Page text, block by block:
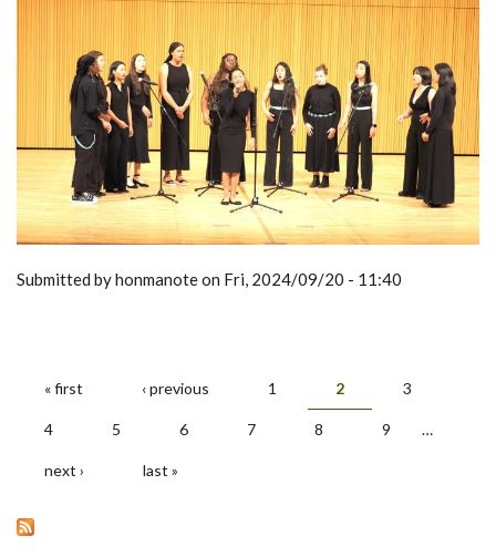
Submitted by honmanote on Fri, 2024/09/20 - 11:40
« first ‹ previous 1 2 3
4 5 6 7 8 9 …
next › last »